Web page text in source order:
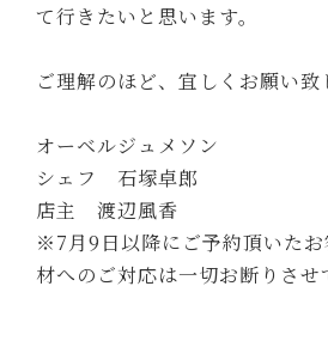
て行きたいと思います。
ご理解のほど、宜しくお願い致
オーベルジュメソン
シェフ 石塚卓郎
店主 渡辺風香
※7月9日以降にご予約頂いた
材へのご対応は一切お断りさせ